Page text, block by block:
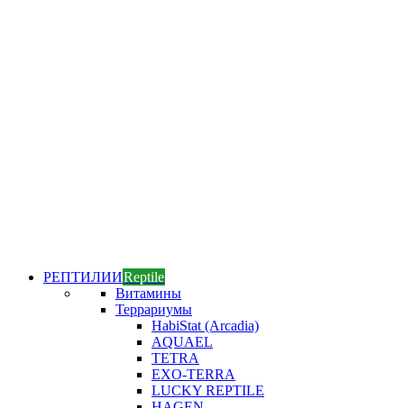
РЕПТИЛИИReptile
Витамины
Террариумы
HabiStat (Arcadia)
AQUAEL
TETRA
EXO-TERRA
LUCKY REPTILE